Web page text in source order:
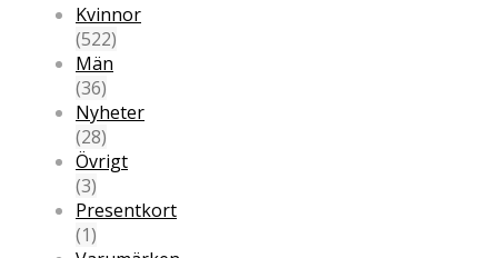
Kvinnor
(522)
Män
(36)
Nyheter
(28)
Övrigt
(3)
Presentkort
(1)